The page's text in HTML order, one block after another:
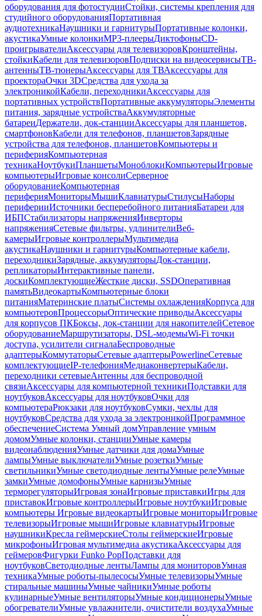
оборудования для фотостудииСтойки, системы крепления для
студийного оборудованияПортативная
аудиотехникаНаушники и гарнитурыПортативные колонки,
акустикаУмные колонкиMP3-плеерыДиктофоныCD-
проигрывателиАксессуары для телевизоровКронштейны,
стойкиКабели для телевизоровПодписки на видеосервисыТВ-
антенныТВ-тюнерыАксессуары для ТВАксессуары для
проектораОчки 3DСредства для ухода за
электроникойКабели, переходникиАксессуары для
портативных устройствПортативные аккумуляторыЭлементы
питания, зарядные устройстваАккумуляторные
батареиДержатели, док-станцииАксессуары для планшетов,
смартфоновКабели для телефонов, планшетовЗарядные
устройства для телефонов, планшетовКомпьютеры и
периферияКомпьютерная
техникаНоутбукиПланшетыМоноблокиКомпьютерыИгровые
компьютерыИгровые консолиСерверное
оборудованиеКомпьютерная
периферияМониторыМышиКлавиатурыСтилусыНаборы
периферииИсточники бесперебойного питанияБатареи для
ИБПСтабилизаторы напряженияИнверторы
напряженияСетевые фильтры, удлинителиВеб-
камерыИгровые контроллерыМультимедиа
акустикаНаушники и гарнитурыКомпьютерные кабели,
переходникиЗарядные, аккумуляторыДок-станции,
репликаторыИнтерактивные панели,
доскиКомплектующиеЖесткие диски, SSDОперативная
памятьВидеокартыКомпьютерные блоки
питанияМатеринские платыСистемы охлажденияКорпуса для
компьютеровПроцессорыОптические приводыАксессуары
для корпусов ПКБоксы, док-станции для накопителейСетевое
оборудованиеМаршрутизаторы, DSL-модемыWi-Fi точки
доступа, усилители сигналаБеспроводные
адаптерыКоммутаторыСетевые адаптерыPowerlineСетевые
комплектующиеIP-телефонияМедиаконвертерыКабели,
переходники сетевыеАнтенны для беспроводной
связиАксессуары для компьютерной техникиПодставки для
ноутбуковАксессуары для ноутбуковОчки для
компьютераРюкзаки для ноутбуковСумки, чехлы для
ноутбуковСредства для ухода за электроникойПрограммное
обеспечениеСистема Умный домУправление умным
домомУмные колонки, станцииУмные камеры
видеонаблюденияУмные датчики для домаУмные
лампыУмные выключателиУмные розеткиУмные
светильникиУмные светодиодные лентыУмные релеУмные
замкиУмные домофоныУмные карнизыУмные
терморегуляторыИгровая зонаИгровые приставкиИгры для
приставокИгровые контроллерыИгровые ноутбукиИгровые
компьютеры Игровые видеокартыИгровые мониторыИгровые
телевизорыИгровые мышиИгровые клавиатурыИгровые
наушникиКресла геймерскиеСтолы геймерскиеИгровые
микрофоныИгровая мультимедиа акустикаАксессуары для
геймеровФигурки Funko PopПодставки для
ноутбуковСветодиодные лентыЛампы для мониторовУмная
техникаУмные роботы-пылесосыУмные телевизорыУмные
стиральные машиныУмные чайникиУмные роботы
кулинарныеУмные вентиляторыУмные кондиционерыУмные
обогревателиУмные увлажнители, очистители воздухаУмные